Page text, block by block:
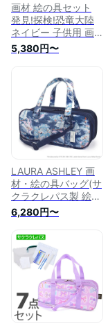
画材 絵の具セット
発見!探検!恐竜大陸
ネイビー 子供用 画
材セット 子供 小学
生 サクラクレパス
ト 絵具セット 小学
校 小学生 かわいい
コンパクト 男の子
女の子 バッグ 絵の
具バッグ おしゃれ
安い シンプル
5,380円〜
LAURA ASHLEY 画
材・絵の具バッグ(サ
クラクレパス製 絵の
具セット付き)
Riviera 子供用 子供
絵の具 セット 小学
生 サクラクレパス
水彩セット 画材セッ
ト 小学校 かわいい
コンパクト 小学校
6,280円〜